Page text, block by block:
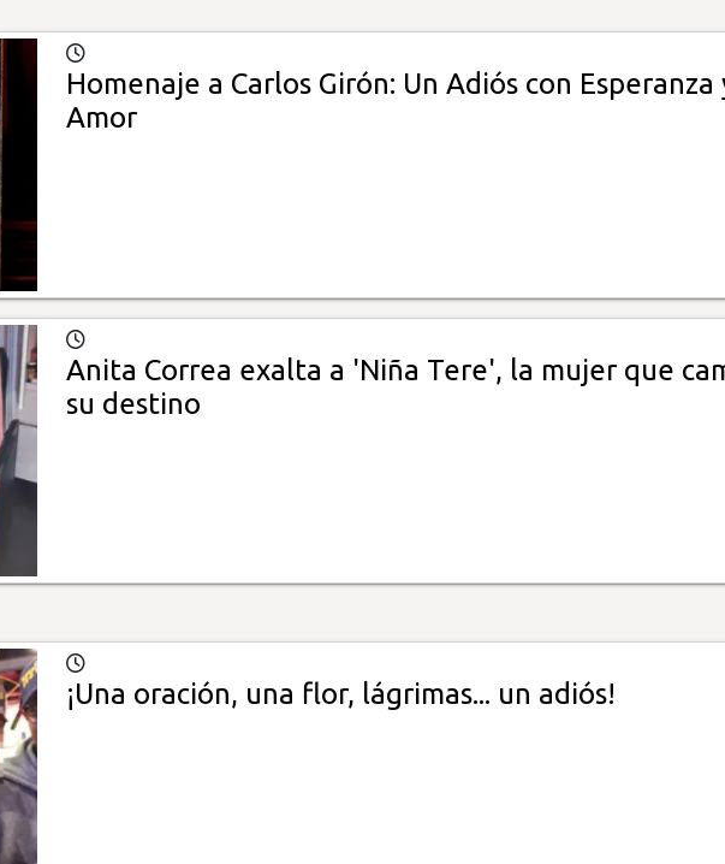
Homenaje a Carlos Girón: Un Adiós con Esperanza
Amor
Anita Correa exalta a 'Niña Tere', la mujer que
su destino
¡Una oración, una flor, lágrimas... un adiós!